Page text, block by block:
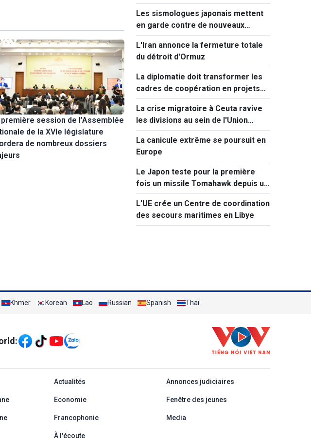
première session de l’Assemblée
de la XVIe législature
de nombreux dossiers
Rouge
Les sismologues japonais mettent
en garde contre de nouveaux
séismes majeurs après celui de
Kumamoto
L'Iran annonce la fermeture totale
du détroit d'Ormuz
La diplomatie doit transformer les
cadres de coopération en projets
concrets
La crise migratoire à Ceuta ravive
les divisions au sein de l'Union
européenne
La canicule extrême se poursuit en
Europe
Le Japon teste pour la première
fois un missile Tomahawk depuis un
destroyer
L'UE crée un Centre de coordination
des secours maritimes en Libye
Khmer Korean Lao Russian Spanish Thai
hội
tiếng Pháp
Actualités Annonces judiciaires
Economie Fenêtre des jeunes
Francophonie Media
À l'écoute